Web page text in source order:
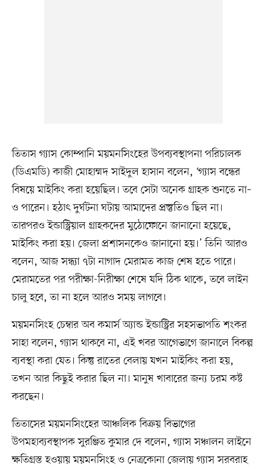
তিতাস গ্যাস কোম্পানি ময়মনসিংহের উপব্যবস্থাপনা পরিচালক
(ডিএমডি) কাজী মোহাম্মদ সাইদুল হাসান বলেন, ‘গ্যাস বন্ধের
বিষয়ে মাইকিং করা হয়েছিল। তবে সেটা অনেক গ্রাহক শুনতে না–
ও পারেন। হঠাৎ দুর্ঘটনা ঘটায় আমাদের প্রস্তুতিও ছিল না।
তারপরও ইন্ডাস্ট্রিয়াল গ্রাহকদের মুঠোফোনে জানানো হয়েছে,
মাইকিং করা হয়। জেলা প্রশাসনকেও জানানো হয়।’ তিনি আরও
বলেন, আজ সন্ধ্যা ৭টা নাগাদ মেরামত কাজ শেষ হতে পারে।
মেরামতের পর পরীক্ষা-নিরীক্ষা শেষে যদি ঠিক থাকে, তবে লাইন
চালু হবে, তা না হলে আরও সময় লাগবে।
ময়মনসিংহ চেম্বার অব কমার্স অ্যান্ড ইন্ডাস্ট্রির সহসভাপতি শংকর
সাহা বলেন, গ্যাস থাকবে না, এই খবর আগেভাগে জানালে বিকল্প
ব্যবস্থা করা যেত। কিন্তু রাতের বেলায় যখন মাইকিং করা হয়,
তখন আর কিছুই করার ছিল না। মানুষ খাবারের জন্য চরম কষ্ট
করছেন।
তিতাসের ময়মনসিংহের আঞ্চলিক বিক্রয় বিভাগের
উপমহাব্যবস্থাপক সুরঞ্জিত কুমার দে বলেন, গ্যাস সঞ্চালন লাইনে
ক্ষতিগ্রস্ত হওয়ায় ময়মনসিংহ ও নেত্রকোনা জেলায় গ্যাস সরবরাহ